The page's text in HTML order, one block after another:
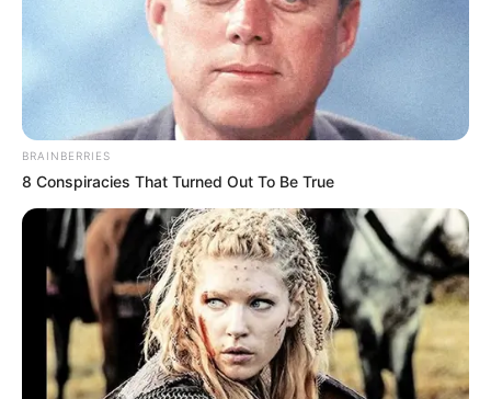
BRAINBERRIES
8 Conspiracies That Turned Out To Be True